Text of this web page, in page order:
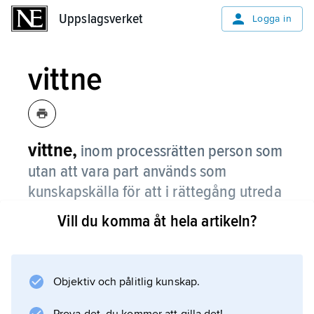
Uppslagsverket Logga in
vittne
vittne, inom processrätten person som
utan att vara part används som
kunskapskälla för att i rättegång utreda
det händelseförlopp som är av
betydelse i målet.
vittne. Undantagna från denna generella
Vill du komma åt hela artikeln?
Objektiv och pålitlig kunskap.